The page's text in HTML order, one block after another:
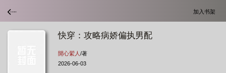
加入书架
快穿：攻略病娇偏执男配
開心綤人 /著
2026-06-03